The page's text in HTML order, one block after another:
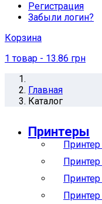
Регистрация
Забыли логин?
Корзина
1 товар - 13.86 грн
Главная
Каталог
Принтеры